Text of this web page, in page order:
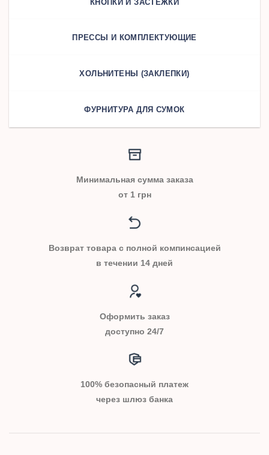
КНОПКИ И ЗАСТЕЖКИ
ПРЕССЫ И КОМПЛЕКТУЮЩИЕ
ХОЛЬНИТЕНЫ (ЗАКЛЕПКИ)
ФУРНИТУРА ДЛЯ СУМОК
Минимальная сумма заказа
от 1 грн
Возврат товара с полной компинсацией
в течении 14 дней
Оформить заказ
доступно 24/7
100% безопасный платеж
через шлюз банка